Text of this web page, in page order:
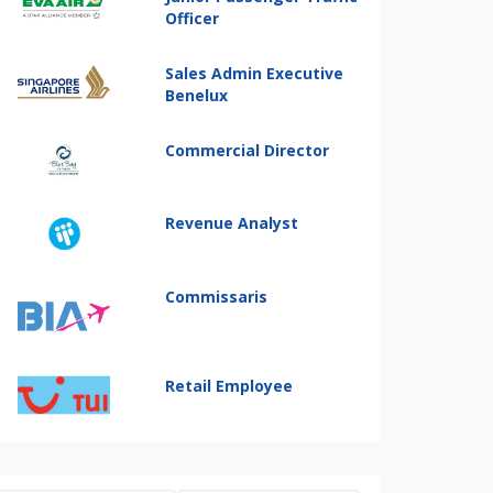
Officer
Sales Admin Executive
Benelux
Commercial Director
Revenue Analyst
Commissaris
Retail Employee